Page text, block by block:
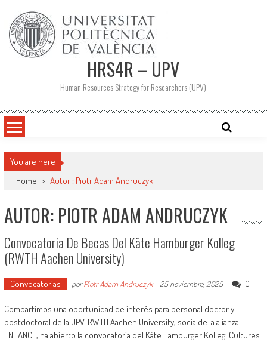
contenido
HRS4R – UPV
Human Resources Strategy for Researchers (UPV)
You are here
Home > Autor : Piotr Adam Andruczyk
AUTOR: PIOTR ADAM ANDRUCZYK
Convocatoria De Becas Del Käte Hamburger Kolleg
(RWTH Aachen University)
Convocatorias porPiotr Adam Andruczyk- 25 noviembre, 2025 0
Compartimos una oportunidad de interés para personal doctor y
postdoctoral de la UPV. RWTH Aachen University, socia de la alianza
ENHANCE, ha abierto la convocatoria del Käte Hamburger Kolleg: Cultures